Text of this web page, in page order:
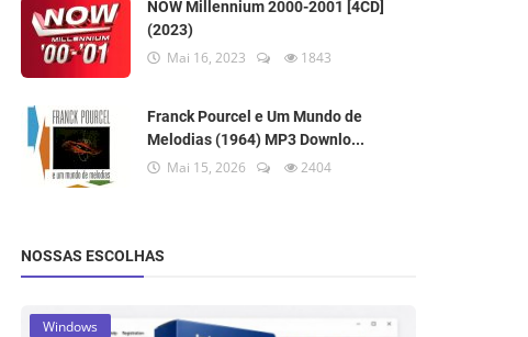
NOW Millennium 2000-2001 [4CD]
(2023)
Mai 16, 2023 1843
Franck Pourcel e Um Mundo de
Melodias (1964) MP3 Downlo...
Mai 15, 2026 2404
NOSSAS ESCOLHAS
Windows